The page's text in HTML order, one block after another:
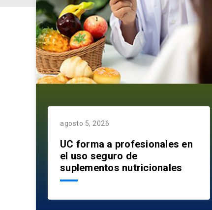
agosto 5, 2026
UC forma a profesionales en
el uso seguro de
suplementos nutricionales